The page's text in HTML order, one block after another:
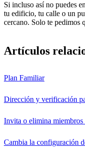
Si incluso así no puedes
tu edificio, tu calle o un
cercano. Solo te pedimos
Artículos
Plan Familiar
Dirección y verificación
Invita o elimina
Cambia la configuración